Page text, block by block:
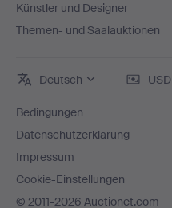
Künstler und Designer
Themen- und Saalauktionen
Deutsch USD
Bedingungen
Datenschutzerklärung
Impressum
Cookie-Einstellungen
© 2011-2026 Auctionet.com